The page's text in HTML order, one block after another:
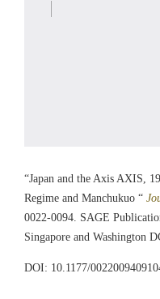
“Japan and the Axis AXIS,
Regime and Manchukuo “
0022-0094. SAGE
Singapore and Washington
DOI: 10.1177/